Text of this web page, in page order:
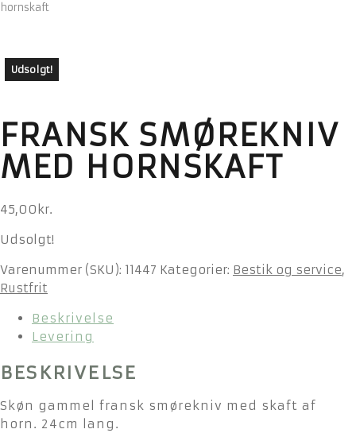
hornskaft
Udsolgt!
FRANSK SMØREKNIV
MED HORNSKAFT
45,00 kr.
Udsolgt!
Varenummer (SKU): 11447 Kategorier: Bestik og service,
Rustfrit
Beskrivelse
Levering
BESKRIVELSE
Skøn gammel fransk smørekniv med skaft af
horn. 24cm lang.